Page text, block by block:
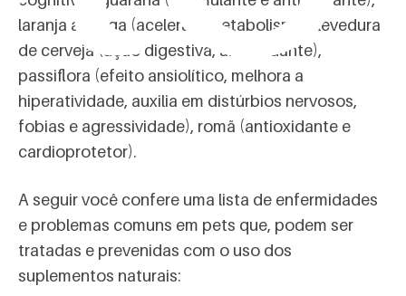
laranja amarga (acelera o metabolismo), levedura
de cerveja (ação digestiva, antioxidante),
passiflora (efeito ansiolítico, melhora a
hiperatividade, auxilia em distúrbios nervosos,
fobias e agressividade), romã (antioxidante e
cardioprotetor).
A seguir você confere uma lista de enfermidades
e problemas comuns em pets que, podem ser
tratadas e prevenidas com o uso dos
suplementos naturais: